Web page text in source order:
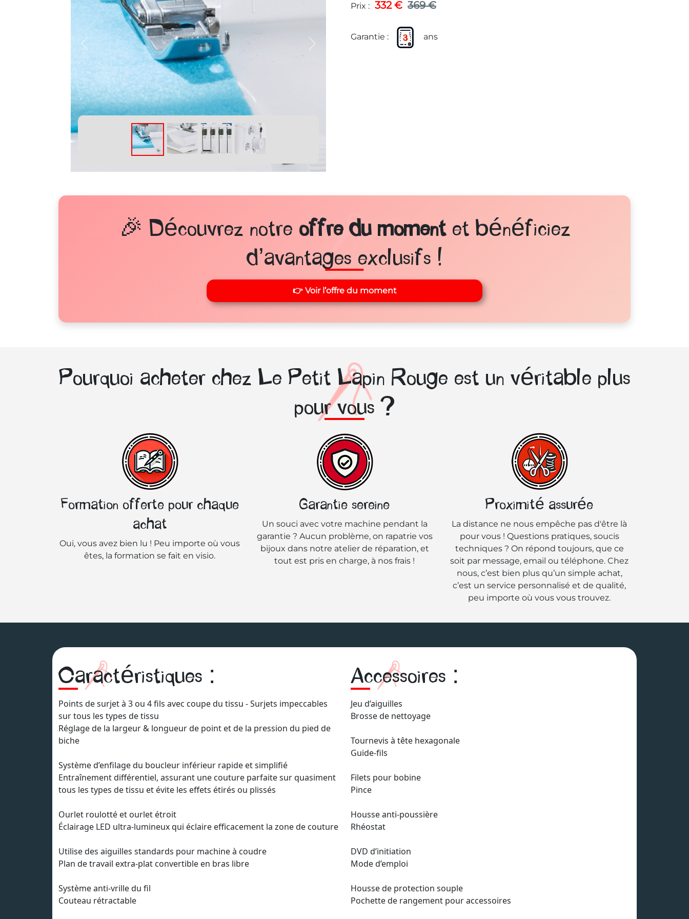
Précédent
Prix : 332 € 369 €
Garantie : ans
🎉 Découvrez notre offre du momentet bénéficiez
d’avantages exclusifs !
👉 Voir l’offre du moment
Pourquoi acheter chez Le Petit Lapin Rouge est un véritable plus
pour vous ?
Formation offerte pour chaque
achat
Oui, vous avez bien lu ! Peu importe où vous
êtes, la formation se fait en visio.
Garantie sereine
Un souci avec votre machine pendant la
garantie ? Aucun problème, on rapatrie vos
bijoux dans notre atelier de réparation, et
tout est pris en charge, à nos frais !
Proximité assurée
La distance ne nous empêche pas d'être là
pour vous ! Questions pratiques, soucis
techniques ? On répond toujours, que ce
soit par message, email ou téléphone. Chez
nous, c’est bien plus qu’un simple achat,
c’est un service personnalisé et de qualité,
peu importe où vous vous trouvez.
Caractéristiques :
Points de surjet à 3 ou 4 fils avec coupe du tissu - Surjets impeccables
sur tous les types de tissu
Réglage de la largeur & longueur de point et de la pression du pied de
biche
Système d’enfilage du boucleur inférieur rapide et simplifié
Entraînement différentiel, assurant une couture parfaite sur quasiment
tous les types de tissu et évite les effets étirés ou plissés
Ourlet roulotté et ourlet étroit
Éclairage LED ultra-lumineux qui éclaire efficacement la zone de couture
Utilise des aiguilles standards pour machine à coudre
Plan de travail extra-plat convertible en bras libre
Système anti-vrille du fil
Couteau rétractable
Accessoires :
Jeu d’aiguilles
Brosse de nettoyage
Tournevis à tête hexagonale
Guide-fils
Filets pour bobine
Pince
Housse anti-poussière
Rhéostat
DVD d’initiation
Mode d’emploi
Housse de protection souple
Pochette de rangement pour accessoires